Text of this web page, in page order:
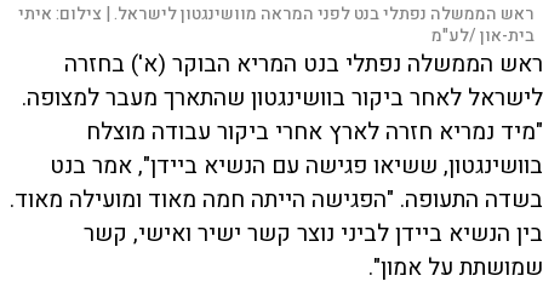
ראש הממשלה נפתלי בנט לפני המראה מוושינגטון לישראל. | צילום:איתי
בית-און /לע"מ
ראש הממשלה נפתלי בנט המריא הבוקר (א') בחזרה
לישראל לאחר ביקור בוושינגטון שהתארך מעבר למצופה.
"מיד נמריא חזרה לארץ אחרי ביקור עבודה מוצלח
בוושינגטון, ששיאו פגישה עם הנשיא ביידן", אמר בנט
בשדה התעופה. "הפגישה הייתה חמה מאוד ומועילה מאוד.
בין הנשיא ביידן לביני נוצר קשר ישיר ואישי, קשר
שמושתת על אמון".